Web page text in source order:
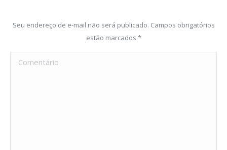
Seu endereço de e-mail não será publicado. Campos obrigatórios
estão marcados *
Comentário